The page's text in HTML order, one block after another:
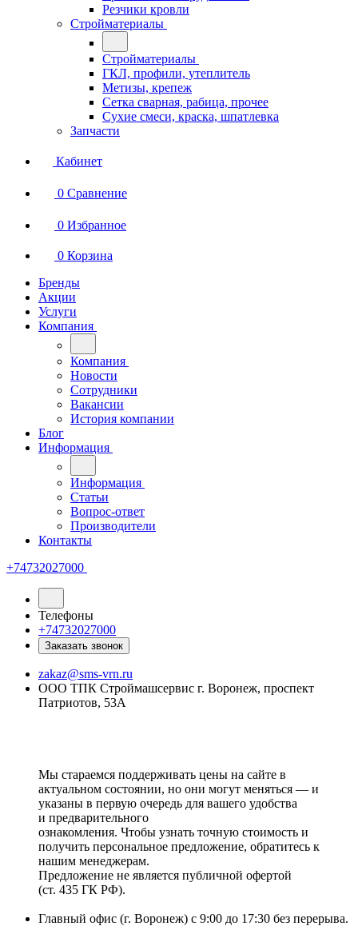
Резчики кровли
Стройматериалы
Стройматериалы
ГКЛ, профили, утеплитель
Метизы, крепеж
Сетка сварная, рабица, прочее
Сухие смеси, краска, шпатлевка
Запчасти
Кабинет
0 Сравнение
0 Избранное
0 Корзина
Бренды
Акции
Услуги
Компания
Компания
Новости
Сотрудники
Вакансии
История компании
Блог
Информация
Информация
Статьи
Вопрос-ответ
Производители
Контакты
+74732027000
Телефоны
+74732027000
Заказать звонок
zakaz@sms-vrn.ru
ООО ТПК Строймашсервис г. Воронеж, проспект
Патриотов, 53А
Мы стараемся поддерживать цены на сайте в
актуальном состоянии, но они могут меняться — и
указаны в первую очередь для вашего удобства
и предварительного
ознакомления. Чтобы узнать точную стоимость и
получить персональное предложение, обратитесь к
нашим менеджерам.
Предложение не является публичной офертой
(ст. 435 ГК РФ).
Главный офис (г. Воронеж) с 9:00 до 17:30 без перерыва.